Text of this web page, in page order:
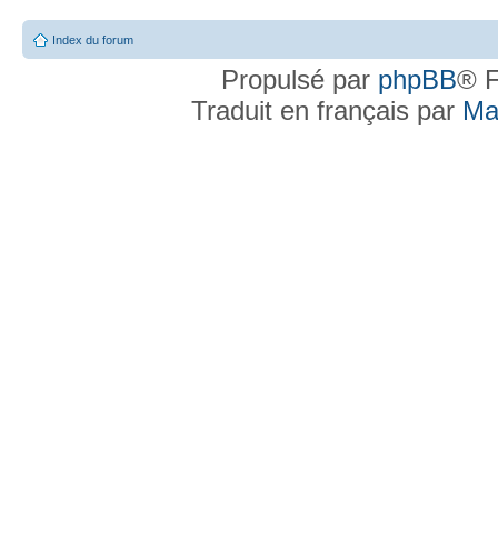
Index du forum
Propulsé par phpBB®
Traduit en français par